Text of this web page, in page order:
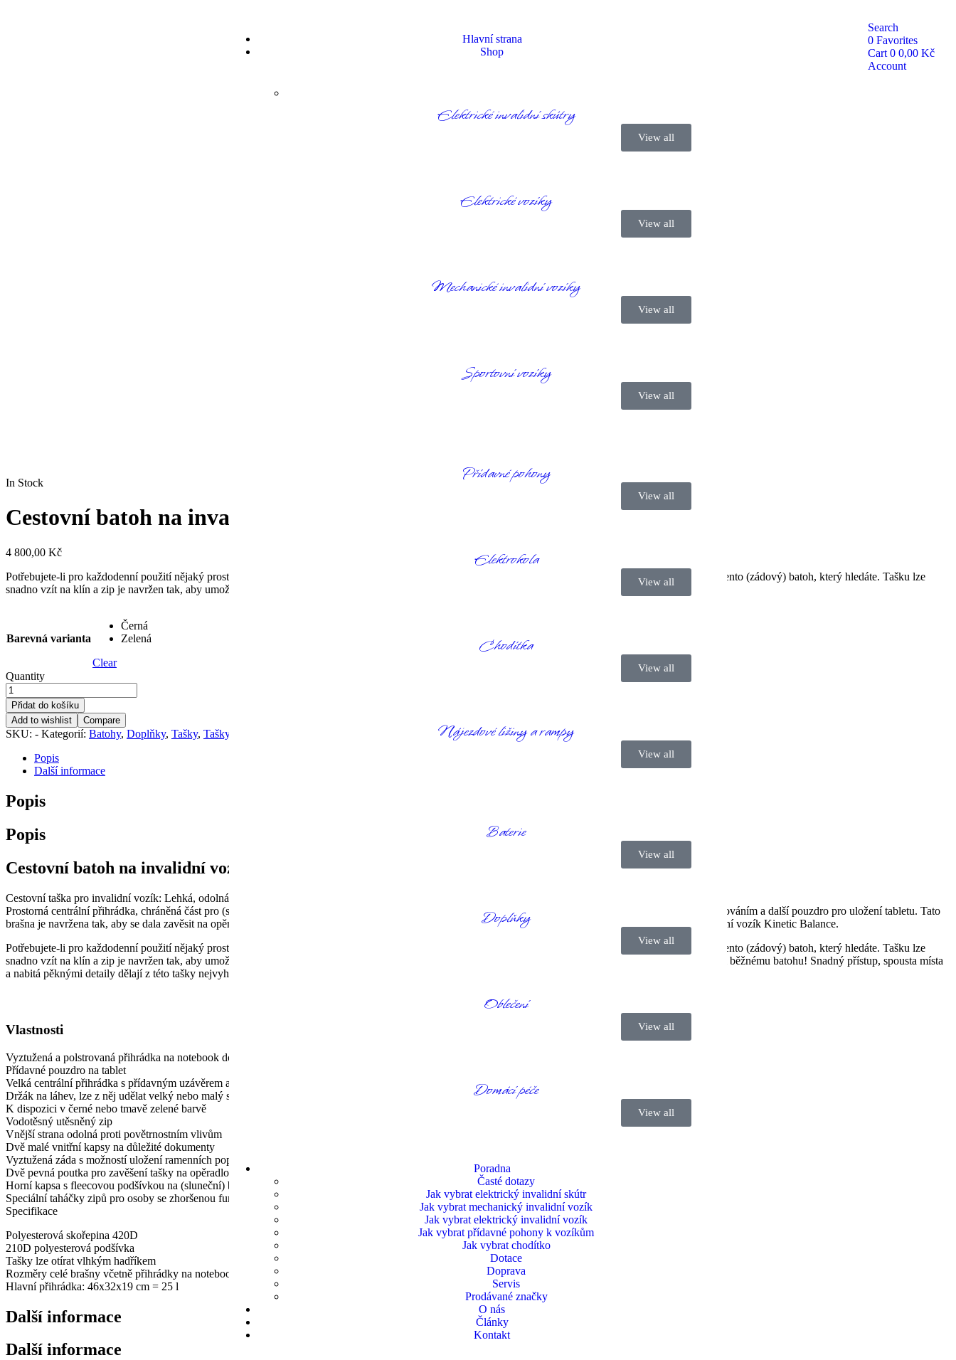
Hlavní strana
Shop
Elektrické invalidní skútry
View all
Elektrické vozíky
View all
Mechanické invalidní vozíky
View all
Sportovní vozíky
View all
Přídavné pohony
View all
Elektrokola
View all
Chodítka
View all
Nájezdové ližiny a rampy
View all
Baterie
View all
Doplňky
View all
Oblečení
View all
Domácí péče
View all
Poradna
Časté dotazy
Jak vybrat elektrický invalidní skútr
Jak vybrat mechanický invalidní vozík
Jak vybrat elektrický invalidní vozík
Jak vybrat přídavné pohony k vozíkům
Jak vybrat chodítko
Dotace
Doprava
Servis
Prodávané značky
O nás
Články
Kontakt
Search
0 Favorites
Cart 0 0,00 Kč
Account
In Stock
Cestovní batoh na invalidní vozík
4 800,00 Kč
Potřebujete-li pro každodenní použití nějaký prostor navíc nebo hledáte-li vhodnou tašku, kterou byste si mohli vzít s sebou na víkendový výlet, pak je to právě tento (zádový) batoh, který hledáte. Tašku lze
snadno vzít na klín a zip je navržen tak, aby umožňoval snadný přístup do centrální přihrádky
Barevná varianta
Černá
Zelená
Clear
Quantity
Přidat do košíku
Add to wishlist
Compare
SKU: - Kategorií: Batohy, Doplňky, Tašky, Tašky
Popis
Další informace
Popis
Popis
Cestovní batoh na invalidní vozík
Cestovní taška pro invalidní vozík: Lehká, odolná a stylová.
Prostorná centrální přihrádka, chráněná část pro (sluneční) brýle a velký držák na láhev s pitím. Vyhrazená přihrádka na 16palcový notebook s pohodlným polstrováním a další pouzdro pro uložení tabletu. Tato
brašna je navržena tak, aby se dala zavěsit na opěradlo vozíku. Toto je Backrest Travel Pack , vylepšená a obnovená verze známé první cestovní tašky na invalidní vozík Kinetic Balance.
Potřebujete-li pro každodenní použití nějaký prostor navíc nebo hledáte-li vhodnou tašku, kterou byste si mohli vzít s sebou na víkendový výlet, pak je to právě tento (zádový) batoh, který hledáte. Tašku lze
snadno vzít na klín a zip je navržen tak, aby umožňoval snadný přístup do centrální přihrádky. Nemusíte se shora přehrabovat a hledat své věci, to je rozdíl oproti běžnému batohu! Snadný přístup, spousta místa
a nabitá pěknými detaily dělají z této tašky nejvyhledávanější tašku pro uživatele mechanických vozíků.
Vlastnosti
Vyztužená a polstrovaná přihrádka na notebook do velikosti 16 palců
Přídavné pouzdro na tablet
Velká centrální přihrádka s přídavným uzávěrem a zipem
Držák na láhev, lze z něj udělat velký nebo malý se zipem
K dispozici v černé nebo tmavě zelené barvě
Vodotěsný utěsněný zip
Vnější strana odolná proti povětrnostním vlivům
Dvě malé vnitřní kapsy na důležité dokumenty
Vyztužená záda s možností uložení ramenních popruhů
Dvě pevná poutka pro zavěšení tašky na opěradlo
Horní kapsa s fleecovou podšívkou na (sluneční) brýle
Speciální taháčky zipů pro osoby se zhoršenou funkcí rukou
Specifikace
Polyesterová skořepina 420D
210D polyesterová podšívka
Tašky lze otírat vlhkým hadříkem
Rozměry celé brašny včetně přihrádky na notebook: 47x32x21 cm
Hlavní přihrádka: 46x32x19 cm = 25 l
Další informace
Další informace